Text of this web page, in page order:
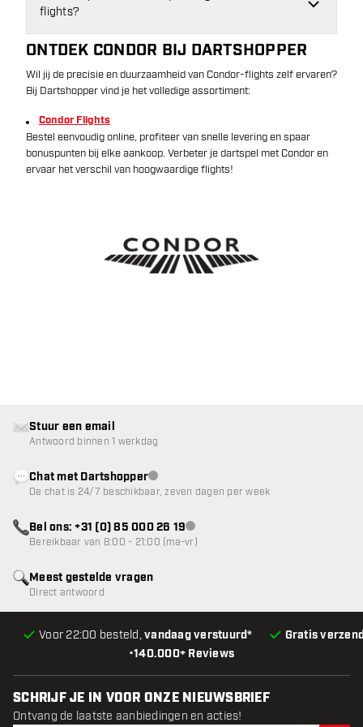
flights?
ONTDEK CONDOR BIJ DARTSHOPPER
Wil jij de precisie en duurzaamheid van Condor-flights zelf ervaren?
Bij Dartshopper vind je het volledige assortiment:
Condor Flights
Bestel eenvoudig online, profiteer van snelle levering en spaar
bonuspunten bij elke aankoop. Verbeter je dartspel met Condor en
ervaar het verschil van hoogwaardige flights!
•140.000+ Reviews
Voor 22:00 besteld,vandaag verstuurd* Gratis
Meest gestelde vragen
Direct antwoord
Stuur een email
Antwoord binnen 1 werkdag
Chat met Dartshopperklantenservice niet beschikbaar
De chat is 24/7 beschikbaar, zeven dagen per week
Bel ons: +31 (0) 85 000 26 19klantenservice niet beschikbaar
Bereikbaar van 8:00 - 21:00 (ma-vr)
SCHRIJF JE IN VOOR ONZE NIEUWSBRIEF
Ontvang de laatste aanbiedingen en acties!